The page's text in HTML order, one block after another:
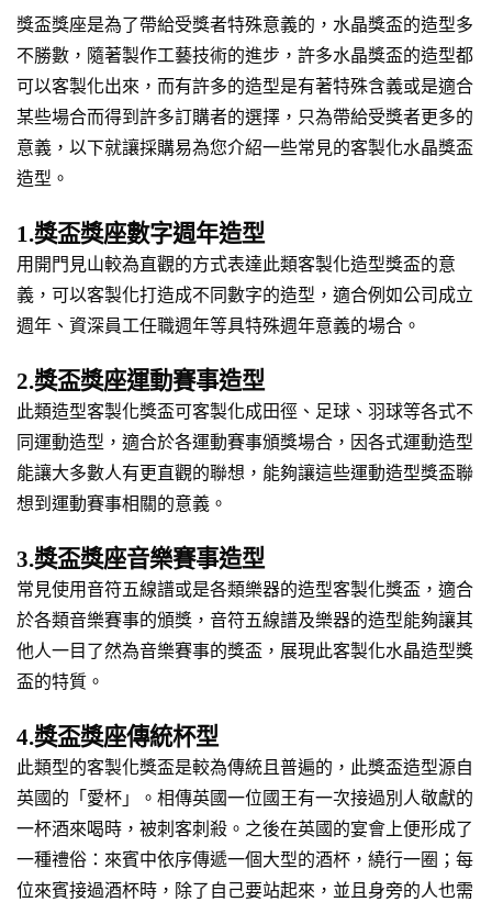
獎盃獎座是為了帶給受獎者特殊意義的，水晶獎盃的造型多
不勝數，隨著製作工藝技術的進步，許多水晶獎盃的造型都
可以客製化出來，而有許多的造型是有著特殊含義或是適合
某些場合而得到許多訂購者的選擇，只為帶給受獎者更多的
意義，以下就讓採購易為您介紹一些常見的客製化水晶獎盃
造型。
1.獎盃獎座數字週年造型
用開門見山較為直觀的方式表達此類客製化造型獎盃的意
義，可以客製化打造成不同數字的造型，適合例如公司成立
週年、資深員工任職週年等具特殊週年意義的場合。
2.獎盃獎座運動賽事造型
此類造型客製化獎盃可客製化成田徑、足球、羽球等各式不
同運動造型，適合於各運動賽事頒獎場合，因各式運動造型
能讓大多數人有更直觀的聯想，能夠讓這些運動造型獎盃聯
想到運動賽事相關的意義。
3.獎盃獎座音樂賽事造型
常見使用音符五線譜或是各類樂器的造型客製化獎盃，適合
於各類音樂賽事的頒獎，音符五線譜及樂器的造型能夠讓其
他人一目了然為音樂賽事的獎盃，展現此客製化水晶造型獎
盃的特質。
4.獎盃獎座傳統杯型
此類型的客製化獎盃是較為傳統且普遍的，此獎盃造型源自
英國的「愛杯」。相傳英國一位國王有一次接過別人敬獻的
一杯酒來喝時，被刺客刺殺。之後在英國的宴會上便形成了
一種禮俗：來賓中依序傳遞一個大型的酒杯，繞行一圈；每
位來賓接過酒杯時，除了自己要站起來，並且身旁的人也需